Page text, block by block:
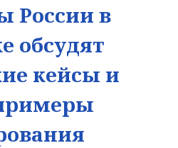
России в
обсудят
кейсы и